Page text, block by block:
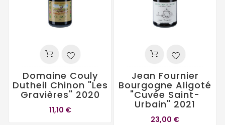
Domaine Couly
Dutheil Chinon "Les
Gravières" 2020
11,10 €
Jean Fournier
Bourgogne Aligoté
"Cuvée Saint-
Urbain" 2021
23,00 €